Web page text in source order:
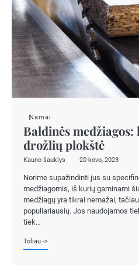
Namai
Baldinės
drožlių plokštė
Kauno šauklys 28 kovo, 2023
Norime supažindinti jus su
medžiagomis, iš kurių gaminami
medžiagų yra tikrai nemažai,
populiariausių. Jos naudojamos
tiek…
Toliau ->